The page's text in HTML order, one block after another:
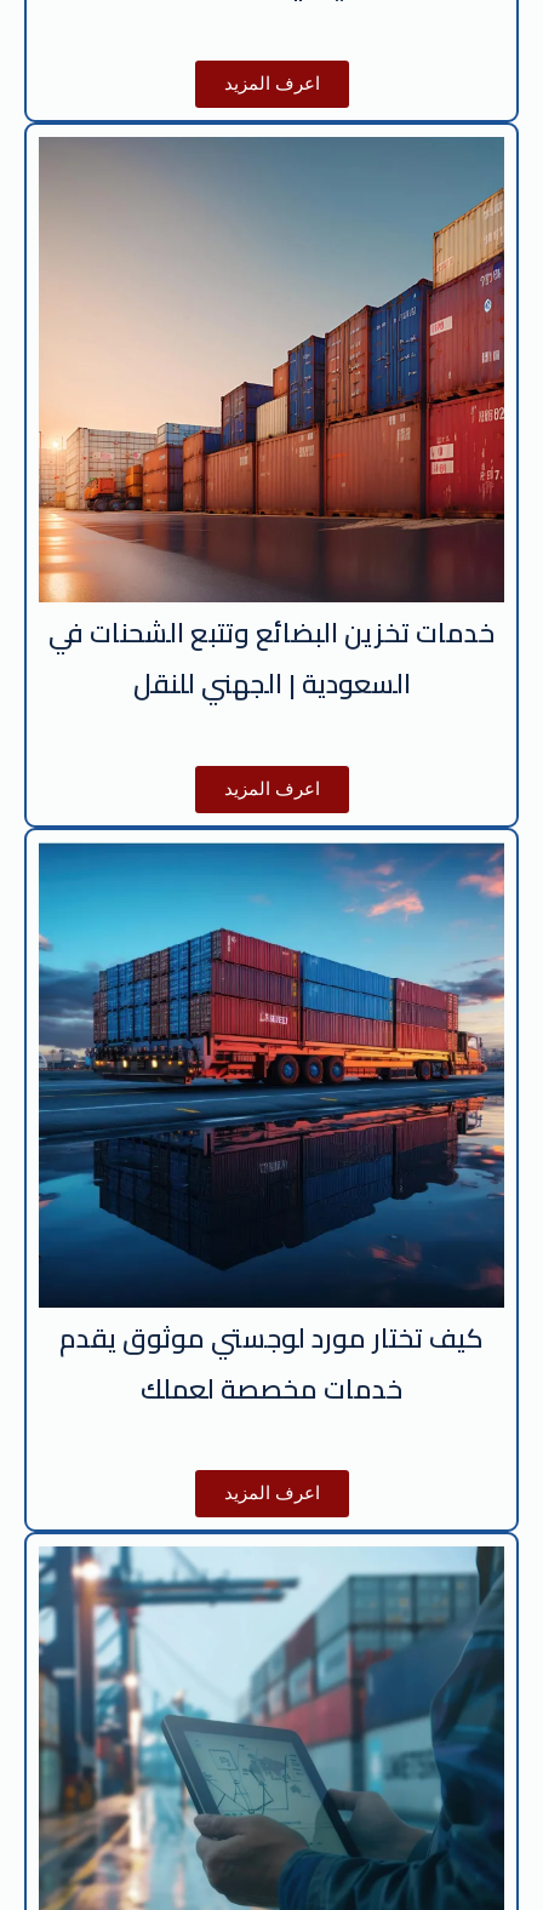
اعرف المزيد
خدمات تخزين البضائع وتتبع الشحنات في
السعودية | الجهني للنقل
اعرف المزيد
كيف تختار مورد لوجستي موثوق يقدم
خدمات مخصصة لعملك
اعرف المزيد